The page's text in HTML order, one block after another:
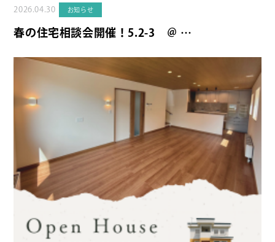
2026.04.30 お知らせ
春の住宅相談会開催！5.2-3 ＠ …